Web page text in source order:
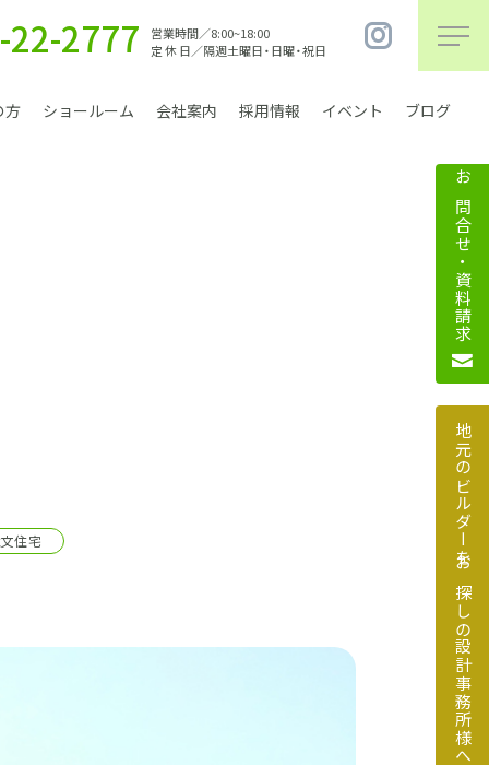
22-2777
営業時間／8:00~18:00
定 休 日／隔週土曜日・日曜・祝日
方 ショールーム 会社案内 採用情報 イベント ブログ
住宅
お問合せ・資料請求
地元のビルダーをお探しの設計事務所様へ